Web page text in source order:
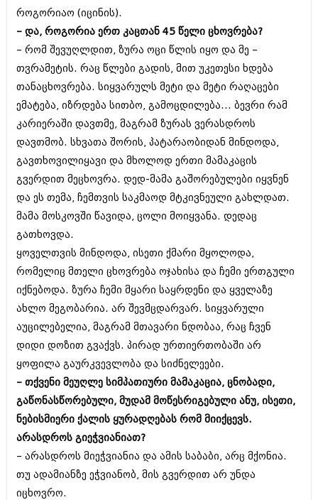
თებერვალი 2014 (318)
იანვარი 2014 (297)
დეკემბერი 2013 (365)
ოქტომბერი 2013 (256)
სექტემბერი 2013 (368)
აგვისტო 2013 (89)
ივლისი 2013 (182)
ივნისი 2013 (212)
მაისი 2013 (259)
აპრილი 2013 (304)
მარტი 2013 (352)
თებერვალი 2013 (204)
იანვარი 2013 (334)
დეკემბერი 2012 (98)
ნოემბერი 2012 (295)
სექტემბერი 2012 (264)
აგვისტო 2012 (268)
ივლისი 2012 (322)
ივნისი 2012 (282)
მაისი 2012 (240)
აპრილი 2012 (294)
მარტი 2012 (259)
თებერვალი 2012 (376)
იანვარი 2012 (322)
ნოემბერი 2011 (471)
ოქტომბერი 2011 (754)
სექტემბერი 2011 (407)
ივლისი 2011 (400)
ივნისი 2011 (438)
მაისი 2011 (415)
როგორიაო (იცინის).
– და, როგორია ერთ კაცთან 45 წელი ცხოვრება?
– რომ შევუღლდით, ზურა ოცი წლის იყო და მე –
თვრამეტის. რაც წლები გადის, მით უკეთესი ხდება
თანაცხოვრება. სიყვარულს მეტი და მეტი რაღაცები
ემატება, იზრდება სითბო, გამოცდილება... ბევრი რამ
კარიერაში დავთმე, მაგრამ ზურას ვერასდროს
დავთმობ. სხვათა შორის, პატარაობიდან მინდოდა,
გავთხოვილიყავი და მხოლოდ ერთი მამაკაცის
გვერდით მეცხოვრა. დედ-მამა გაშორებულები იყვნენ
და ეს თემა, ჩემთვის საკმაოდ მტკივნეული გახლდათ.
მამა მოსკოვში წავიდა, ცოლი მოიყვანა. დედაც
გათხოვდა.
ყოველთვის მინდოდა, ისეთი ქმარი მყოლოდა,
რომელიც მთელი ცხოვრება ოჯახისა და ჩემი ერთგული
იქნებოდა. ზურა ჩემი მყარი საყრდენი და ყველაზე
ახლო მეგობარია. არ შევმცდარვარ. სიყვარული
აუცილებელია, მაგრამ მთავარი ნდობაა, რაც ჩვენ
დიდი დოზით გვაქვს. პირად ურთიერთობაში არ
ყოფილა გაურკვევლობა და სიძნელეები.
– თქვენი მეუღლე სიმპათიური მამაკაცია, ცნობადი,
გაწონასწორებული, მუდამ მოწესრიგებული ანუ, ისეთი,
ნებისმიერი ქალის ყურადღებას რომ მიიქცევს.
არასდროს გიეჭვიანიათ?
– არასდროს მიეჭვიანია და ამის საბაბი, არც მქონია.
თუ ადამიანზე ეჭვიანობ, მის გვერდით არ უნდა
იცხოვრო.